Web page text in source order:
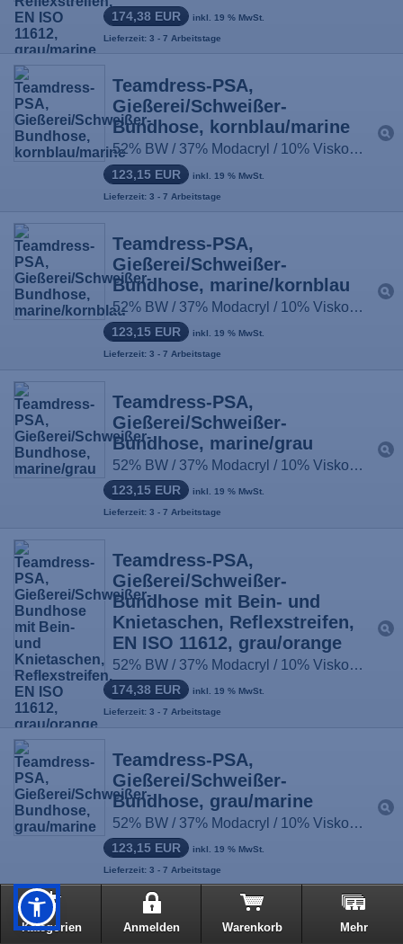
174,38 EUR inkl. 19 % MwSt.
Lieferzeit: 3 - 7 Arbeitstage
Teamdress-PSA,
Gießerei/Schweißer-
Bundhose, kornblau/marine
52% BW / 37% Modacryl / 10% Viskose / 1% antist. Fasern, ca. 430g/m², Größe: 44-66, 90-114, 22-33
123,15 EUR inkl. 19 % MwSt.
Lieferzeit: 3 - 7 Arbeitstage
Teamdress-PSA,
Gießerei/Schweißer-
Bundhose, marine/kornblau
52% BW / 37% Modacryl / 10% Viskose / 1% antist. Fasern, ca. 430g/m², Größe: 44-66, 90-114, 22-33
123,15 EUR inkl. 19 % MwSt.
Lieferzeit: 3 - 7 Arbeitstage
Teamdress-PSA,
Gießerei/Schweißer-
Bundhose, marine/grau
52% BW / 37% Modacryl / 10% Viskose / 1% antist. Fasern, ca. 430g/m², Größe: 44-66, 90-114, 22-33
123,15 EUR inkl. 19 % MwSt.
Lieferzeit: 3 - 7 Arbeitstage
Teamdress-PSA,
Gießerei/Schweißer-
Bundhose mit Bein- und
Knietaschen, Reflexstreifen,
EN ISO 11612, grau/orange
52% BW / 37% Modacryl / 10% Viskose / 1% antist. Fasern, ca. 430g/m², Größe: 44-66, 90-114, 22-33
174,38 EUR inkl. 19 % MwSt.
Lieferzeit: 3 - 7 Arbeitstage
Teamdress-PSA,
Gießerei/Schweißer-
Bundhose, grau/marine
52% BW / 37% Modacryl / 10% Viskose / 1% antist. Fasern, ca. 430g/m², Größe: 44-66, 90-114, 22-33
123,15 EUR inkl. 19 % MwSt.
Lieferzeit: 3 - 7 Arbeitstage
Teamdress-PSA,
Gießerei/Schweißer-
Kategorien Anmelden Warenkorb Mehr